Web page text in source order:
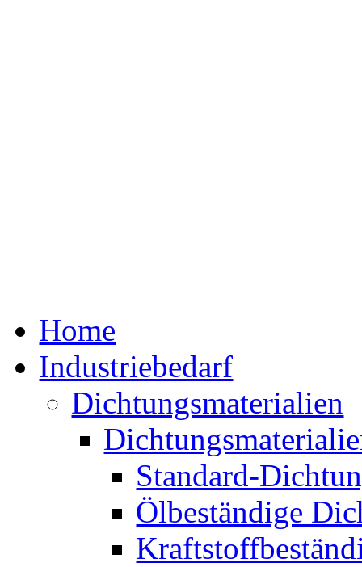
Home
Industriebedarf
Dichtungsmaterialien
Standard-
Ölbeständige